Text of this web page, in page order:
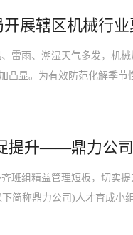
展辖区机械行
雨、潮湿天气多发，机械
凸显。为有效防范化解季节
提升——鼎力公
组精益管理短板，切实提
简称鼎力公司)人才育成小